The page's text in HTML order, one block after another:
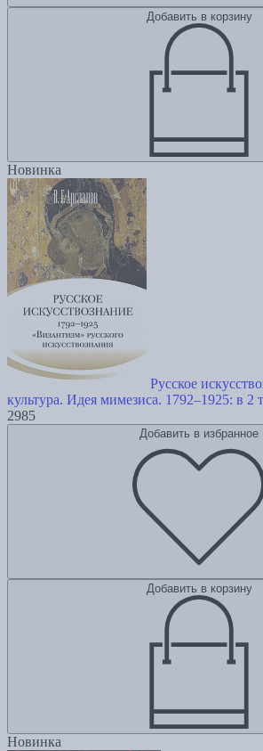
Добавить в корзину
Новинка
Русское
культура. Идея мимезиса. 1792–1925: в 2
2985
Добавить в избранное
Добавить в корзину
Новинка